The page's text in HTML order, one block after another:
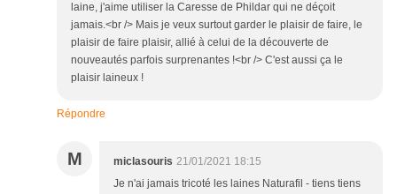
laine, j'aime utiliser la Caresse de Phildar qui ne déçoit
jamais.<br /> Mais je veux surtout garder le plaisir de faire, le
plaisir de faire plaisir, allié à celui de la découverte de
nouveautés parfois surprenantes !<br /> C'est aussi ça le
plaisir laineux !
Répondre
M miclasouris 21/01/2021 18:15
Je n'ai jamais tricoté les laines Naturafil - tiens tiens